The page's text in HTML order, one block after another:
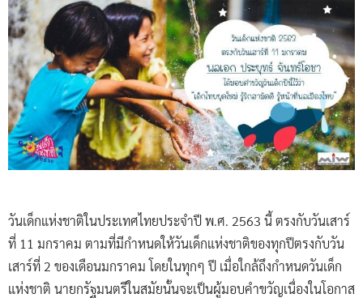
วันเด็กแห่งชาติในประเทศไทยประจำปี พ.ศ. 2563 นี้ ตรงกับวันเสาร์
ที่ 11 มกราคม ตามที่มีกำหนดให้วันเด็กแห่งชาติของทุกปีตรงกับวัน
เสาร์ที่ 2 ของเดือนมกราคม โดยในทุกๆ ปี เมื่อใกล้ถึงกำหนดวันเด็ก
แห่งชาติ นายกรัฐมนตรีในสมัยนั้นจะเป็นผู้มอบคำขวัญเนื่องในโอกาส